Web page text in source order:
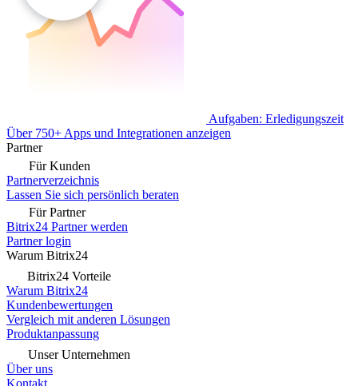
Aufgaben: Erledigungszeit
Über 750+ Apps und Integrationen anzeigen
Partner
Für Kunden
Partnerverzeichnis
Lassen Sie sich persönlich beraten
Für Partner
Bitrix24 Partner werden
Partner login
Warum Bitrix24
Bitrix24 Vorteile
Warum Bitrix24
Kundenbewertungen
Vergleich mit anderen Lösungen
Produktanpassung
Unser Unternehmen
Über uns
Kontakt